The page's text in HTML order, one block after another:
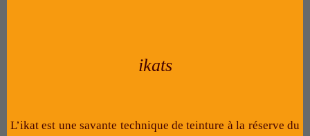
ikats
L’ikat est une savante technique de teinture à la réserve du